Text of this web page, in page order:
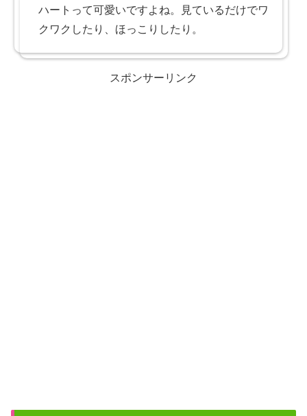
ハートって可愛いですよね。見ているだけでワ
クワクしたり、ほっこりしたり。
スポンサーリンク